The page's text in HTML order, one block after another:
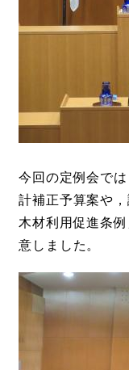
今回の定例会で
計補正予算案や
木材利用促進条
意しました。